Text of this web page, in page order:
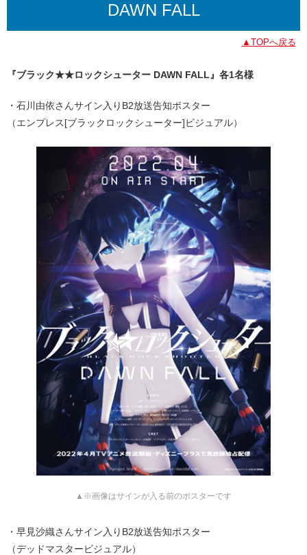
DAWN FALL
▲TOPへ戻る
『ブラック★★ロックシューター DAWN FALL』各1名様
・石川由依さんサイン入りB2放送告知ポスター
（エンプレス[ブラックロックシューター]ビジュアル）
▲※画像はサインが入る前のポスターです
・早見沙織さんサイン入りB2放送告知ポスター
（デッドマスタービジュアル）